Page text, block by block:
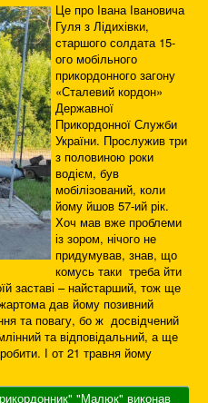
Це про Івана Івановича
Гуля з Лідихівки,
старшого солдата 15-
ого мобільного
прикордонного загону
«Сталевий кордон»
Державної
Прикордонної Служби
України. Прослужив три
з половиною роки
водієм, був
мобілізований, коли
йому йшов 57-ий рік.
Хоч мав вже проблеми
із зором, нічого не
придумував, знав, що
комусь таки треба йти
заставі – найстарший, тож ще
дав йому позивний
та повагу, бо ж досвідчений
та відповідальний, а ще
І от 21 травня йому
"Малюк" виконав